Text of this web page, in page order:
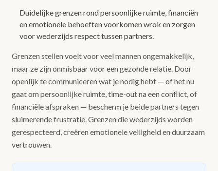
Duidelijke grenzen rond persoonlijke ruimte, financiën
en emotionele behoeften voorkomen wrok en zorgen
voor wederzijds respect tussen partners.
Grenzen stellen voelt voor veel mannen ongemakkelijk,
maar ze zijn onmisbaar voor een gezonde relatie. Door
openlijk te communiceren wat je nodig hebt — of het nu
gaat om persoonlijke ruimte, time-out na een conflict, of
financiële afspraken — bescherm je beide partners tegen
sluimerende frustratie. Grenzen die wederzijds worden
gerespecteerd, creëren emotionele veiligheid en duurzaam
vertrouwen.